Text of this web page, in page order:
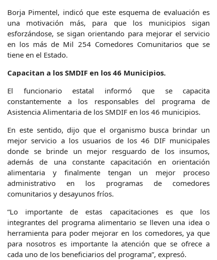
Borja Pimentel, indicó que este esquema de evaluación es
una motivación más, para que los municipios sigan
esforzándose, se sigan orientando para mejorar el servicio
en los más de Mil 254 Comedores Comunitarios que se
tiene en el Estado.
Capacitan a los SMDIF en los 46 Municipios.
El funcionario estatal informó que se capacita
constantemente a los responsables del programa de
Asistencia Alimentaria de los SMDIF en los 46 municipios.
En este sentido, dijo que el organismo busca brindar un
mejor servicio a los usuarios de los 46 DIF municipales
donde se brinde un mejor resguardo de los insumos,
además de una constante capacitación en orientación
alimentaria y finalmente tengan un mejor proceso
administrativo en los programas de comedores
comunitarios y desayunos fríos.
“Lo importante de estas capacitaciones es que los
integrantes del programa alimentario se lleven una idea o
herramienta para poder mejorar en los comedores, ya que
para nosotros es importante la atención que se ofrece a
cada uno de los beneficiarios del programa”, expresó.